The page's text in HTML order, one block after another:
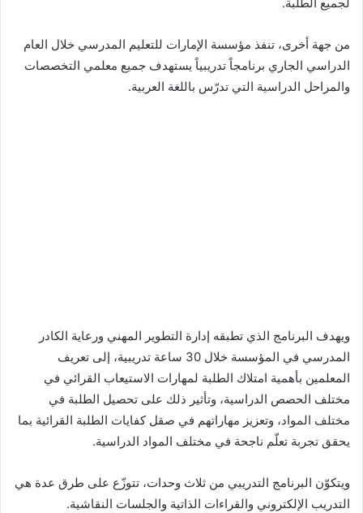
لجميع الطلبة.
من جهة أخرى، تنفذ مؤسسة الإمارات للتعليم المدرسي خلال العام
الدراسي الجاري برنامجاً تدريبياً يستهدف جميع معلمي التخصصات
والمراحل الدراسية التي تدرّس باللغة العربية.
ويهدف البرنامج الذي تطبقه إدارة التطوير المهني ورعاية الكادر
المدرسي في المؤسسة خلال 30 ساعة تدريبية، إلى تعريف
المعلمين بأهمية امتلاك الطلبة لمهارات الاستيعاب القرائي في
مختلف الحصص الدراسية، وتأثير ذلك على تحصيل الطلبة في
مختلف المواد، وتعزيز مهاراتهم في صقل كفايات الطلبة القرائية بما
يحقق تجربة تعلّم ناجحة في مختلف المواد الدراسية.
ويتكوّن البرنامج التدريبي من ثلاث وحدات، تتوزّع على طرق عدة هي
التدريب الإلكتروني والقراءات الذاتية والجلسات النقاشية.